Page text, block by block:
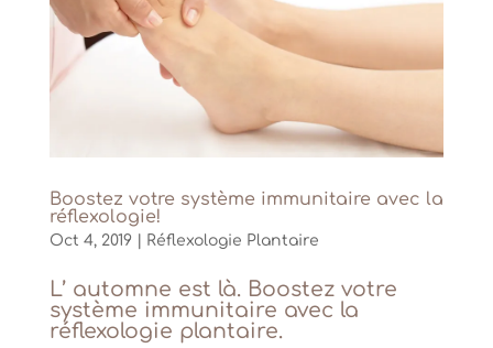
Boostez votre système immunitaire avec la
réflexologie!
Oct 4, 2019| Réflexologie Plantaire
L’ automne est là. Boostez votre
système immunitaire avec la
réflexologie plantaire.